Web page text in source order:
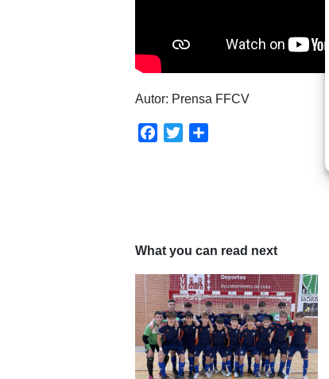
Autor: Prensa FFCV
Facebook
Twitter
What you can read next